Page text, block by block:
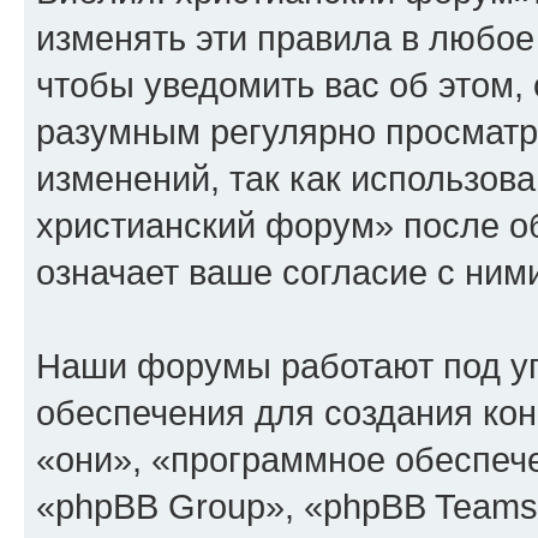
изменять эти правила в
чтобы уведомить вас об
разумным регулярно
изменений, так как
христианский форум» после
означает ваше согласие с
Наши форумы работают под
обеспечения для создания
«они», «программное
«phpBB Group», «phpBB